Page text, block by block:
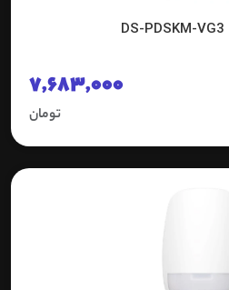
7,683,000
تومان